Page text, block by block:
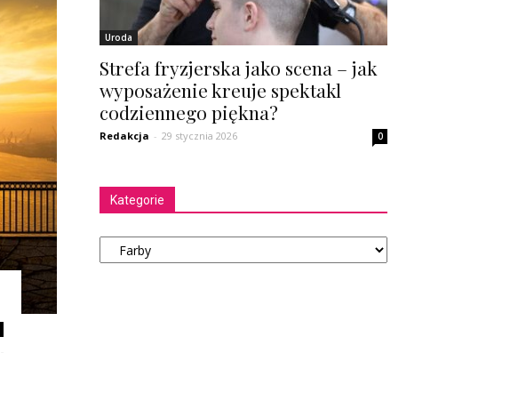
Uroda
Strefa fryzjerska jako scena – jak
wyposażenie kreuje spektakl
codziennego piękna?
Redakcja - 29 stycznia 2026 0
Kategorie
Kategorie